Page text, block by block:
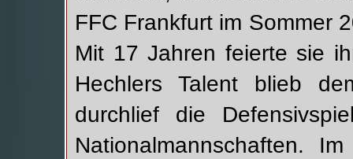
FFC Frankfurt im Sommer
Mit 17 Jahren feierte sie
Hechlers Talent blieb
durchlief die
Nationalmannschaften.